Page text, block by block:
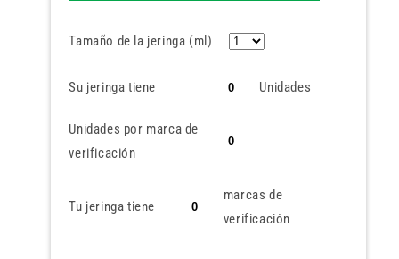
Tamaño de la jeringa (ml)
Su jeringa tiene Unidades
Unidades por marca de
verificación
Tu jeringa tiene
marcas de
verificación